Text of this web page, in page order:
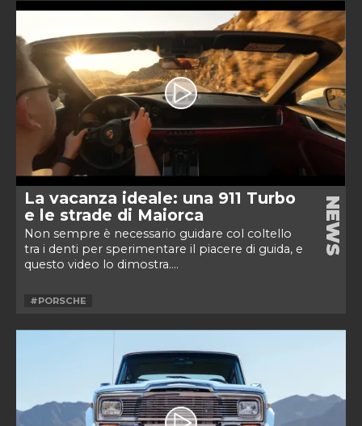
La vacanza ideale: una 911 Turbo
e le strade di Maiorca
Non sempre è necessario guidare col coltello
tra i denti per sperimentare il piacere di guida, e
questo video lo dimostra....
NEWS
#PORSCHE